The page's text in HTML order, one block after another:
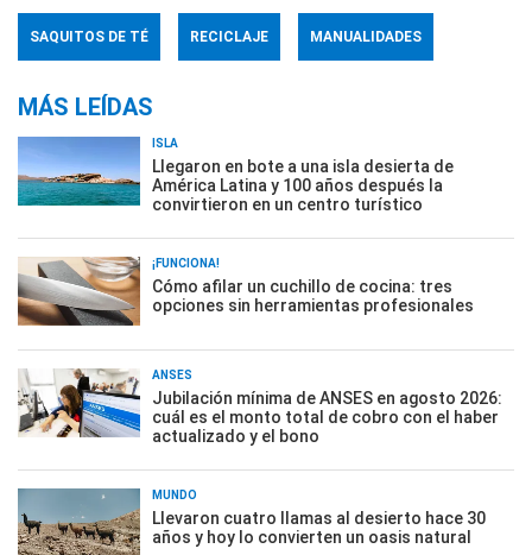
SAQUITOS DE TÉ RECICLAJE MANUALIDADES
MÁS LEÍDAS
ISLA
Llegaron en bote a una isla desierta de
América Latina y 100 años después la
convirtieron en un centro turístico
¡FUNCIONA!
Cómo afilar un cuchillo de cocina: tres
opciones sin herramientas profesionales
ANSES
Jubilación mínima de ANSES en agosto 2026:
cuál es el monto total de cobro con el haber
actualizado y el bono
MUNDO
Llevaron cuatro llamas al desierto hace 30
años y hoy lo convierten un oasis natural